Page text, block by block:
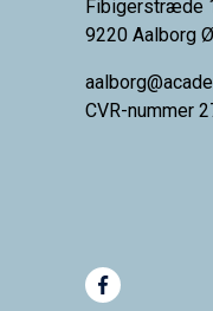
Fibigerstræde
9220 Aalborg Ø
CVR-nummer